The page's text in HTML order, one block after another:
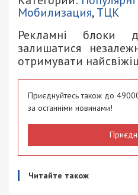
Мобилизация,ТЦК
Рекламні блоки
залишатися
отримувати
Приєднуйтесь також до
за останніми новинами!
Читайте також